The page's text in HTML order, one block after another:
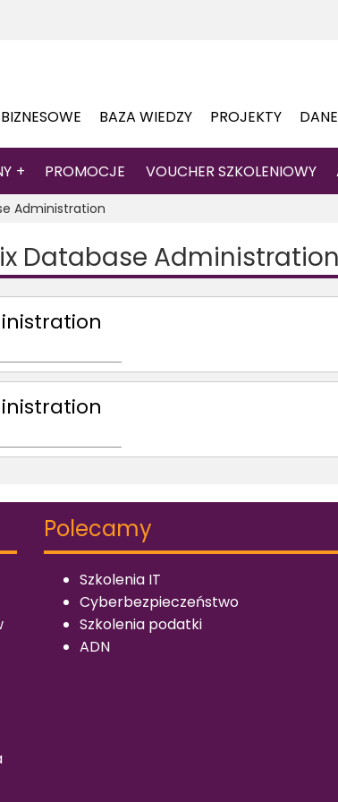
BAZA WIEDZY PROJEKTY
PROMOCJE VOUCHER SZKOLENIOWY
Administration
Database Administration
Polecamy
Szkolenia IT
Cyberbezpieczeństwo
Szkolenia podatki
ADN